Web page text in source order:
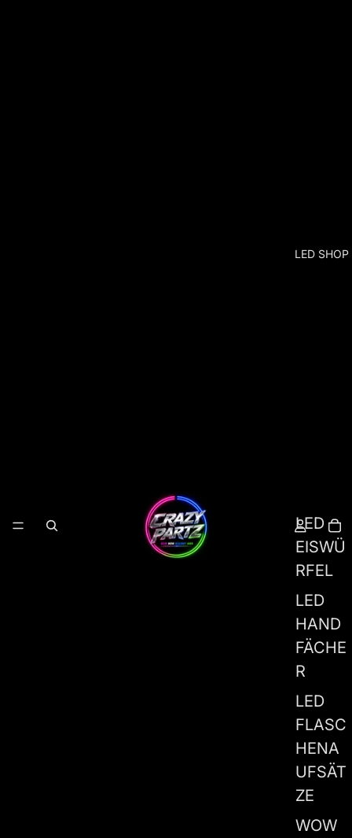
LED SHOP
LED
EISWÜ
RFEL
LED
HAND
FÄCHE
R
LED
FLASC
HENA
UFSÄT
ZE
WOW